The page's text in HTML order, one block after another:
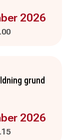
är :
2026
grund
är :
2026